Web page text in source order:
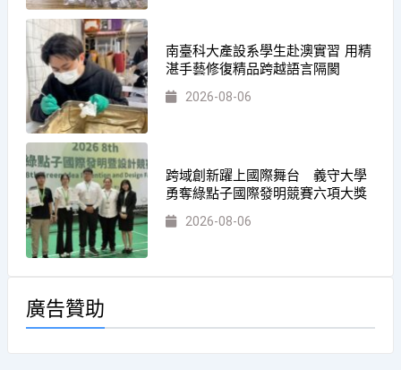
南臺科大產設系學生赴澳實習 用精
湛手藝修復精品跨越語言隔閡
2026-08-06
跨域創新躍上國際舞台 義守大學
勇奪綠點子國際發明競賽六項大獎
2026-08-06
廣告贊助